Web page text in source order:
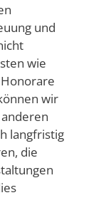
und
wie
wir
langfristig
die